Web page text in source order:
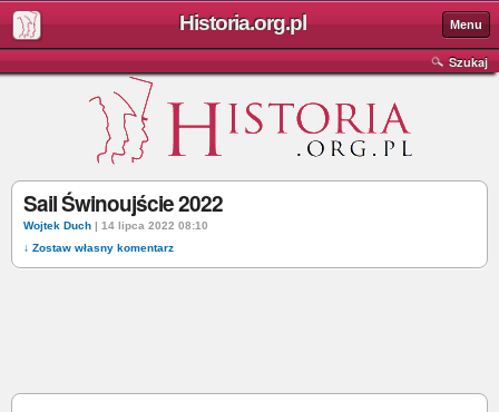
Historia.org.pl Menu
Szukaj
Sail Świnoujście 2022
Wojtek Duch | 14 lipca 2022 08:10
↓ Zostaw własny komentarz